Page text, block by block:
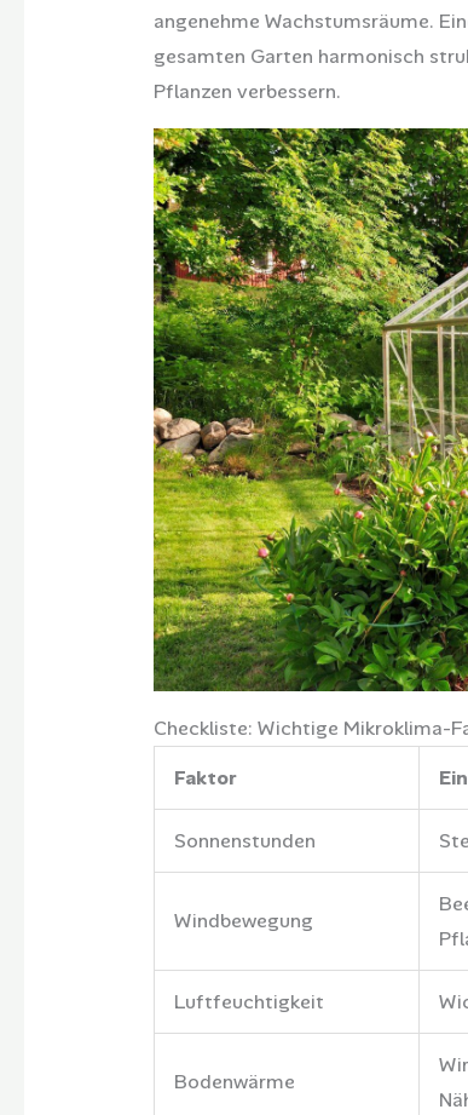
angenehme Wachstumsräume.
gesamten Garten harmonisch
Pflanzen verbessern.
Checkliste: Wichtige Mikroklima-
Faktor
Sonnenstunden
Windbewegung
Luftfeuchtigkeit
Bodenwärme